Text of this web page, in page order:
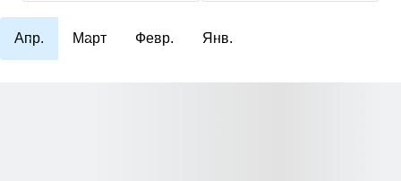
Апр. Март Февр. Янв.